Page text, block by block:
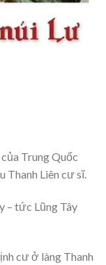
Trung Quốc
Thanh Liên cư sĩ.
– tức Lũng Tây
cư ở làng Thanh